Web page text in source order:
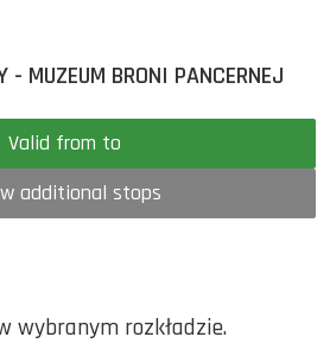
- MUZEUM BRONI PANCERNEJ
Valid from to
additional stops
wybranym rozkładzie.